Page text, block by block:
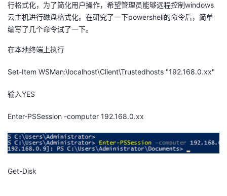
人
我
者
我
行格式化，为了简化用户操作，希望管理员能够远程控制windows
云主机进行磁盘格式化。在研究了一下powershell的命令后，简单
编写了几个命令试了一下。
在本地终端上执行
Set-Item WSMan:\localhost\Client\Trustedhosts "192.168.0.xx"
输入YES
Enter-PSSession -computer 192.168.0.xx
Get-Disk